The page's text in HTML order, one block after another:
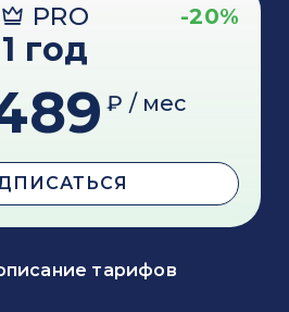
PRO -20%
1 год
₽ / мес
тарифов